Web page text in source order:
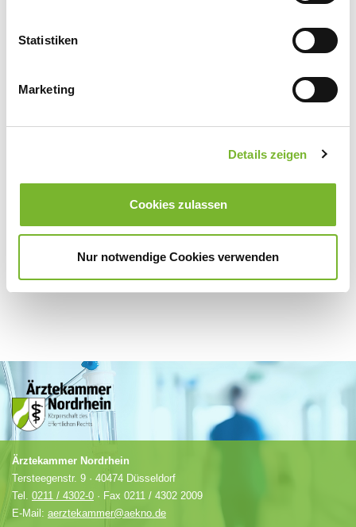
Statistiken
Marketing
Details zeigen
Cookies zulassen
Nur notwendige Cookies verwenden
Für weitere Informationen wenden Sie sich bitte direkt an den jeweiligen
Ärztekammer Nordrhein
Tersteegenstr. 9 · 40474 Düsseldorf
Tel. 0211 / 4302-0 · Fax 0211 / 4302 2009
E-Mail: aerztekammer@aekno.de